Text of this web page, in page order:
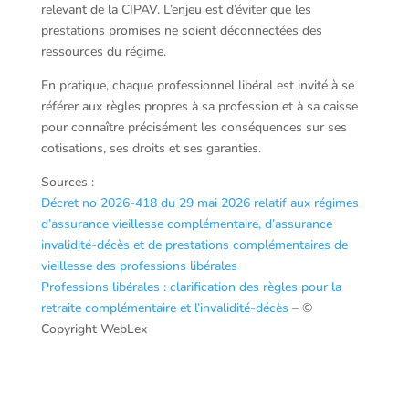
relevant de la CIPAV. L’enjeu est d’éviter que les
prestations promises ne soient déconnectées des
ressources du régime.
En pratique, chaque professionnel libéral est invité à se
référer aux règles propres à sa profession et à sa caisse
pour connaître précisément les conséquences sur ses
cotisations, ses droits et ses garanties.
Sources :
Décret no 2026-418 du 29 mai 2026 relatif aux régimes
d’assurance vieillesse complémentaire, d’assurance
invalidité-décès et de prestations complémentaires de
vieillesse des professions libérales
Professions libérales : clarification des règles pour la
retraite complémentaire et l’invalidité-décès – ©
Copyright WebLex